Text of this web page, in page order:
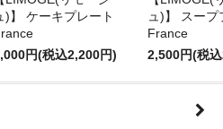
)】 ケーキプレート
円(税込2,200円)
ュ)】 スー
France
2,500円(税